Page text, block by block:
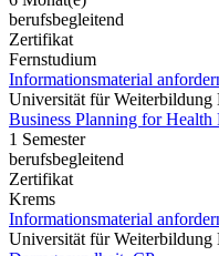
berufsbegleitend
Zertifikat
Fernstudium
Informationsmaterial
Universität für Weiterbildung
Business Planning for Health
1 Semester
berufsbegleitend
Zertifikat
Krems
Informationsmaterial
Universität für Weiterbildung